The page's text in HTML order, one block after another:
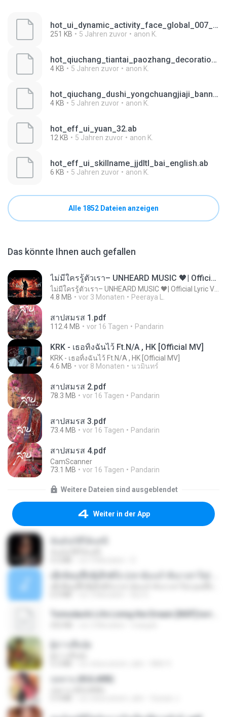
hot_ui_dynamic_activity_face_global_007_french.ab
251 KB 5 Jahren zuvor anon K.
hot_qiuchang_tiantai_paozhang_decoration_01_night.ab
4 KB 5 Jahren zuvor anon K.
hot_qiuchang_dushi_yongchuangjiaji_banner_01.ab
4 KB 5 Jahren zuvor anon K.
hot_eff_ui_yuan_32.ab
12 KB 5 Jahren zuvor anon K.
hot_eff_ui_skillname_jjdltl_bai_english.ab
6 KB 5 Jahren zuvor anon K.
Alle 1852 Dateien anzeigen
Das könnte Ihnen auch gefallen
ไม่มีใครรู้ตัวเรา– UNHEARD MUSIC 🖤| Official Lyric Video | เพลงสู้ชีวิต
4.8 MB
vor 3 Monaten Peeraya L.
สาปสมรส 1.pdf
112.4 MB vor 16 Tagen Pandarin
KRK - เธอทิ้งฉันไว้ Ft.N/A , HK [Official MV]
KRK - เธอทิ้งฉันไว้ Ft.N/A , HK [Official MV]
4.6 MB
vor 8 Monaten นวมินทร์
สาปสมรส 2.pdf
78.3 MB vor 16 Tagen Pandarin
สาปสมรส 3.pdf
73.4 MB vor 16 Tagen Pandarin
สาปสมรส 4.pdf
CamScanner
73.1 MB
vor 16 Tagen Pandarin
Weitere Dateien sind ausgeblendet
Weiter in der App
กุหลาบ (KULARB)